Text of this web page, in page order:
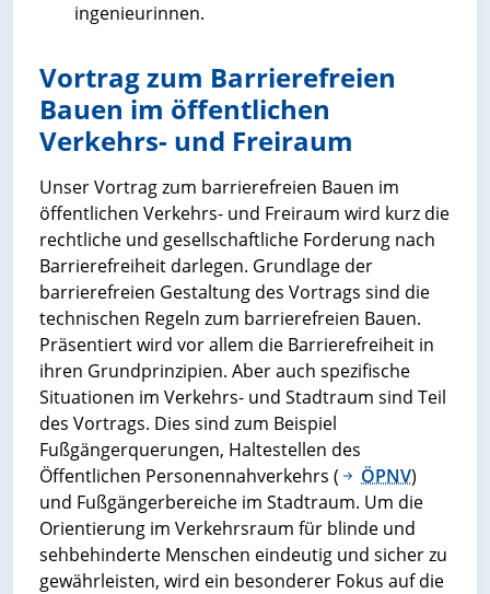
ingenieurinnen.
Vortrag zum Barrierefreien
Bauen im öffentlichen
Verkehrs- und Freiraum
Unser Vortrag zum barrierefreien Bauen im
öffentlichen Verkehrs- und Freiraum wird kurz die
rechtliche und gesellschaftliche Forderung nach
Barrierefreiheit darlegen. Grundlage der
barrierefreien Gestaltung des Vortrags sind die
technischen Regeln zum barrierefreien Bauen.
Präsentiert wird vor allem die Barrierefreiheit in
ihren Grundprinzipien. Aber auch spezifische
Situationen im Verkehrs- und Stadtraum sind Teil
des Vortrags. Dies sind zum Beispiel
Fußgängerquerungen, Haltestellen des
Öffentlichen Personennahverkehrs (
ÖPNV)
und Fußgängerbereiche im Stadtraum. Um die
Orientierung im Verkehrsraum für blinde und
sehbehinderte Menschen eindeutig und sicher zu
gewährleisten, wird ein besonderer Fokus auf die